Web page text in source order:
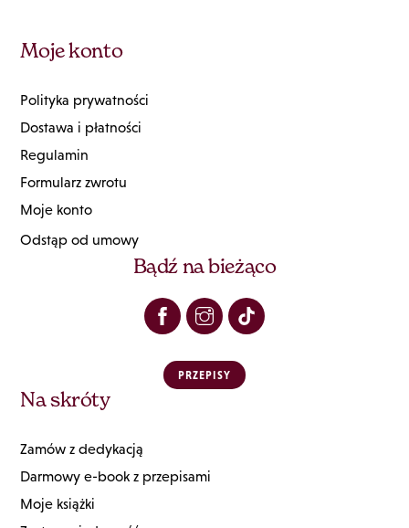
Moje konto
Polityka prywatności
Dostawa i płatności
Regulamin
Formularz zwrotu
Moje konto
Odstąp od umowy
Bądź na bieżąco
PRZEPISY
Na skróty
Zamów z dedykacją
Darmowy e-book z przepisami
Moje książki